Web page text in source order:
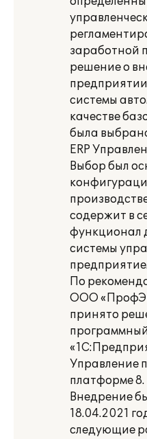
заработной
решение о
системы
качестве
была
ERP
Выбор был
содержит в
функционал
системы
По
ООО
принято
Управление
платформе 8.
Внедрение
18.04.2021
следующие